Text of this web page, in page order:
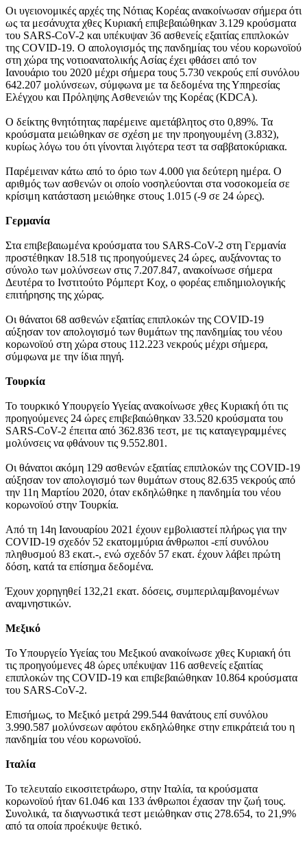
Οι υγειονομικές αρχές της Νότιας Κορέας ανακοίνωσαν σήμερα ότι
ως τα μεσάνυχτα χθες Κυριακή επιβεβαιώθηκαν 3.129 κρούσματα
του SARS-CoV-2 και υπέκυψαν 36 ασθενείς εξαιτίας επιπλοκών
της COVID-19. Ο απολογισμός της πανδημίας του νέου κορωνοϊού
στη χώρα της νοτιοανατολικής Ασίας έχει φθάσει από τον
Ιανουάριο του 2020 μέχρι σήμερα τους 5.730 νεκρούς επί συνόλου
642.207 μολύνσεων, σύμφωνα με τα δεδομένα της Υπηρεσίας
Ελέγχου και Πρόληψης Ασθενειών της Κορέας (KDCA).
Ο δείκτης θνητότητας παρέμεινε αμετάβλητος στο 0,89%. Τα
κρούσματα μειώθηκαν σε σχέση με την προηγουμένη (3.832),
κυρίως λόγω του ότι γίνονται λιγότερα τεστ τα σαββατοκύριακα.
Παρέμειναν κάτω από το όριο των 4.000 για δεύτερη ημέρα. Ο
αριθμός των ασθενών οι οποίο νοσηλεύονται στα νοσοκομεία σε
κρίσιμη κατάσταση μειώθηκε στους 1.015 (-9 σε 24 ώρες).
Γερμανία
Στα επιβεβαιωμένα κρούσματα του SARS-CoV-2 στη Γερμανία
προστέθηκαν 18.518 τις προηγούμενες 24 ώρες, αυξάνοντας το
σύνολο των μολύνσεων στις 7.207.847, ανακοίνωσε σήμερα
Δευτέρα το Ινστιτούτο Ρόμπερτ Κοχ, ο φορέας επιδημιολογικής
επιτήρησης της χώρας.
Οι θάνατοι 68 ασθενών εξαιτίας επιπλοκών της COVID-19
αύξησαν τον απολογισμό των θυμάτων της πανδημίας του νέου
κορωνοϊού στη χώρα στους 112.223 νεκρούς μέχρι σήμερα,
σύμφωνα με την ίδια πηγή.
Τουρκία
Το τουρκικό Υπουργείο Υγείας ανακοίνωσε χθες Κυριακή ότι τις
προηγούμενες 24 ώρες επιβεβαιώθηκαν 33.520 κρούσματα του
SARS-CoV-2 έπειτα από 362.836 τεστ, με τις καταγεγραμμένες
μολύνσεις να φθάνουν τις 9.552.801.
Οι θάνατοι ακόμη 129 ασθενών εξαιτίας επιπλοκών της COVID-19
αύξησαν τον απολογισμό των θυμάτων στους 82.635 νεκρούς από
την 11η Μαρτίου 2020, όταν εκδηλώθηκε η πανδημία του νέου
κορωνοϊού στην Τουρκία.
Από τη 14η Ιανουαρίου 2021 έχουν εμβολιαστεί πλήρως για την
COVID-19 σχεδόν 52 εκατομμύρια άνθρωποι -επί συνόλου
πληθυσμού 83 εκατ.-, ενώ σχεδόν 57 εκατ. έχουν λάβει πρώτη
δόση, κατά τα επίσημα δεδομένα.
Έχουν χορηγηθεί 132,21 εκατ. δόσεις, συμπεριλαμβανομένων
αναμνηστικών.
Μεξικό
Το Υπουργείο Υγείας του Μεξικού ανακοίνωσε χθες Κυριακή ότι
τις προηγούμενες 48 ώρες υπέκυψαν 116 ασθενείς εξαιτίας
επιπλοκών της COVID-19 και επιβεβαιώθηκαν 10.864 κρούσματα
του SARS-CoV-2.
Επισήμως, το Μεξικό μετρά 299.544 θανάτους επί συνόλου
3.990.587 μολύνσεων αφότου εκδηλώθηκε στην επικράτειά του η
πανδημία του νέου κορωνοϊού.
Ιταλία
Το τελευταίο εικοσιτετράωρο, στην Ιταλία, τα κρούσματα
κορωνοϊού ήταν 61.046 και 133 άνθρωποι έχασαν την ζωή τους.
Συνολικά, τα διαγνωστικά τεστ μειώθηκαν στις 278.654, το 21,9%
από τα οποία προέκυψε θετικό.